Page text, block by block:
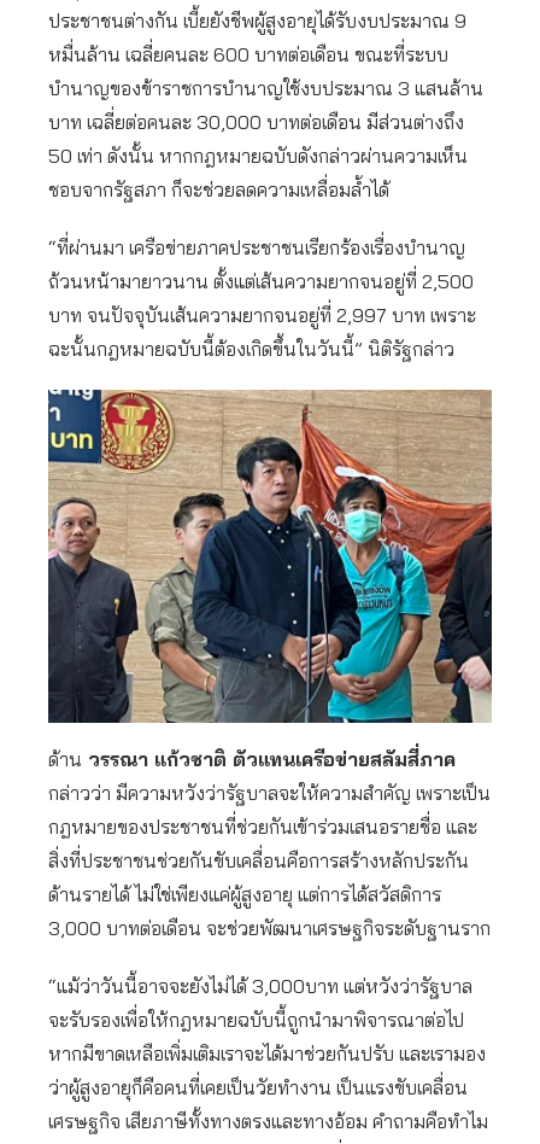
ประชาชนต่างกัน เบี้ยยังชีพผู้สูงอายุได้รับงบประมาณ 9
หมื่นล้าน เฉลี่ยคนละ 600 บาทต่อเดือน ขณะที่ระบบ
บำนาญของข้าราชการบำนาญใช้งบประมาณ 3 แสนล้าน
บาท เฉลี่ยต่อคนละ 30,000 บาทต่อเดือน มีส่วนต่างถึง
50 เท่า ดังนั้น หากกฎหมายฉบับดังกล่าวผ่านความเห็น
ชอบจากรัฐสภา ก็จะช่วยลดความเหลื่อมล้ำได้
“ที่ผ่านมา เครือข่ายภาคประชาชนเรียกร้องเรื่องบำนาญ
ถ้วนหน้ามายาวนาน ตั้งแต่เส้นความยากจนอยู่ที่ 2,500
บาท จนปัจจุบันเส้นความยากจนอยู่ที่ 2,997 บาท เพราะ
ฉะนั้นกฎหมายฉบับนี้ต้องเกิดขึ้นในวันนี้” นิติรัฐกล่าว
ด้าน วรรณา แก้วชาติ ตัวแทนเครือข่ายสลัมสี่ภาค
กล่าวว่า มีความหวังว่ารัฐบาลจะให้ความสำคัญ เพราะเป็น
กฎหมายของประชาชนที่ช่วยกันเข้าร่วมเสนอรายชื่อ และ
สิ่งที่ประชาชนช่วยกันขับเคลื่อนคือการสร้างหลักประกัน
ด้านรายได้ ไม่ใช่เพียงแค่ผู้สูงอายุ แต่การได้สวัสดิการ
3,000 บาทต่อเดือน จะช่วยพัฒนาเศรษฐกิจระดับฐานราก
“แม้ว่าวันนี้อาจจะยังไม่ได้ 3,000บาท แต่หวังว่ารัฐบาล
จะรับรองเพื่อให้กฎหมายฉบับนี้ถูกนำมาพิจารณาต่อไป
หากมีขาดเหลือเพิ่มเติมเราจะได้มาช่วยกันปรับ และเรามอง
ว่าผู้สูงอายุก็คือคนที่เคยเป็นวัยทำงาน เป็นแรงขับเคลื่อน
เศรษฐกิจ เสียภาษีทั้งทางตรงและทางอ้อม คำถามคือทำไม